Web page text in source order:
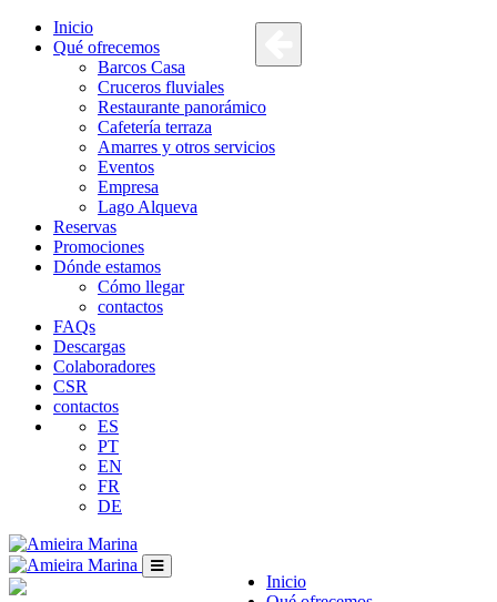
Inicio
Qué ofrecemos
Barcos Casa
Cruceros fluviales
Restaurante panorámico
Cafetería terraza
Amarres y otros servicios
Eventos
Empresa
Lago Alqueva
Reservas
Promociones
Dónde estamos
Cómo llegar
contactos
FAQs
Descargas
Colaboradores
CSR
contactos
ES
PT
EN
FR
DE
Inicio